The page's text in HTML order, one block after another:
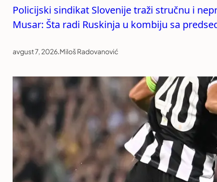
Policijski sindikat Slovenije traži stručnu i
Musar: Šta radi Ruskinja u kombiju sa
avgust 7, 2026.Miloš Radovanović